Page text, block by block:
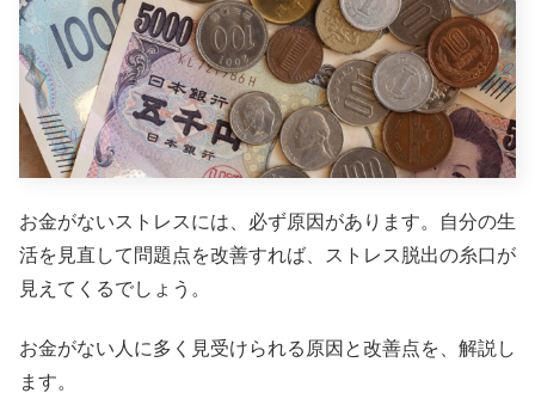
お金がないストレスには、必ず原因があります。自分の生
活を見直して問題点を改善すれば、ストレス脱出の糸口が
見えてくるでしょう。
お金がない人に多く見受けられる原因と改善点を、解説し
ます。